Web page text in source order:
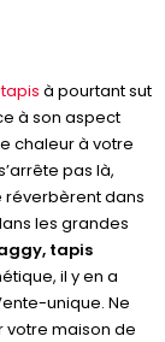
tapis à pourtant sut
à son aspect
chaleur à votre
pas là,
réverbèrent dans
les grandes
tapis
il y en a
unique. Ne
votre maison de